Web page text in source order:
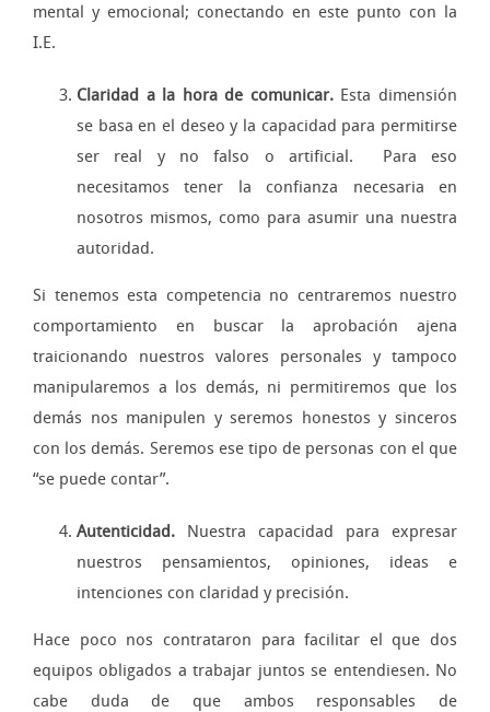
mental y emocional; conectando en este punto con la
I.E.
Claridad a la hora de comunicar.Esta dimensión
se basa en el deseo y la capacidad para permitirse
ser real y no falso o artificial. Para eso
necesitamos tener la confianza necesaria en
nosotros mismos, como para asumir una nuestra
autoridad.
Si tenemos esta competencia no centraremos nuestro
comportamiento en buscar la aprobación ajena
traicionando nuestros valores personales y tampoco
manipularemos a los demás, ni permitiremos que los
demás nos manipulen y seremos honestos y sinceros
con los demás. Seremos ese tipo de personas con el que
“se puede contar”.
Autenticidad. Nuestra capacidad para expresar
nuestros pensamientos, opiniones, ideas e
intenciones con claridad y precisión.
Hace poco nos contrataron para facilitar el que dos
equipos obligados a trabajar juntos se entendiesen. No
cabe duda de que ambos responsables de